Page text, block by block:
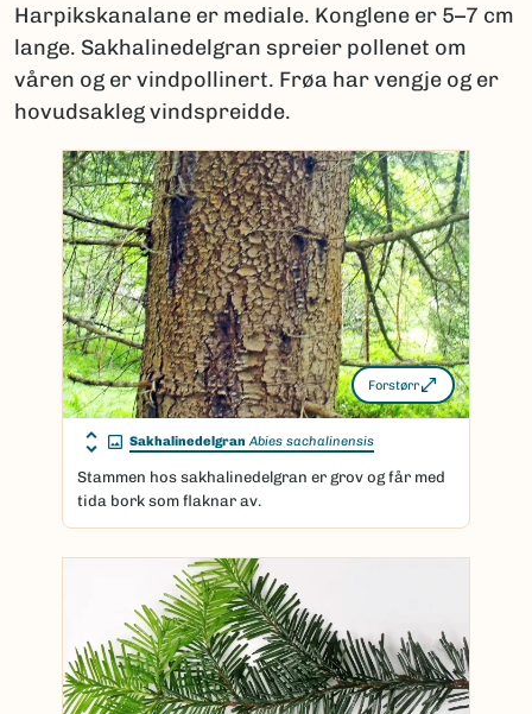
Harpikskanalane er mediale. Konglene er 5–7 cm
lange. Sakhalinedelgran spreier pollenet om
våren og er vindpollinert. Frøa har vengje og er
hovudsakleg vindspreidde.
Forstørr
Sakhalinedelgran Abies sachalinensis
Stammen hos sakhalinedelgran er grov og får med
tida bork som flaknar av.